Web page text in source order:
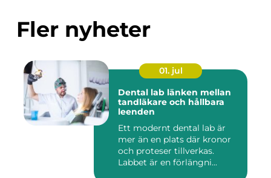
Fler nyheter
01. jul
Dental lab länken mellan
tandläkare och hållbara
leenden
Ett modernt dental lab är
mer än en plats där kronor
och proteser tillverkas.
Labbet är en förlängni...